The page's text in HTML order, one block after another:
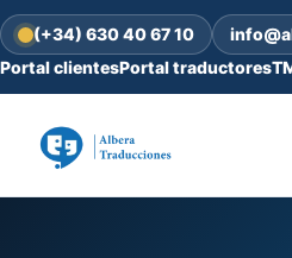
(+34) 630 40 67 10
Portal clientesPortal traductores